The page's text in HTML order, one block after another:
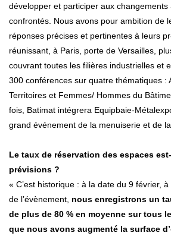
développer et participer aux changements
confrontés. Nous avons pour ambition de
réponses précises et pertinentes à leurs
réunissant, à Paris, porte de Versailles,
couvrant toutes les filières industrielles et
300 conférences sur quatre thématiques :
Territoires et Femmes/ Hommes du
fois, Batimat intégrera Equipbaie-
grand événement de la menuiserie et de
Le taux de réservation des espaces
prévisions ?
« C’est historique : à la date du 9 février,
de l’évènement, nous enregistrons un
de plus de 80 % en moyenne sur tous
que nous avons augmenté la surface